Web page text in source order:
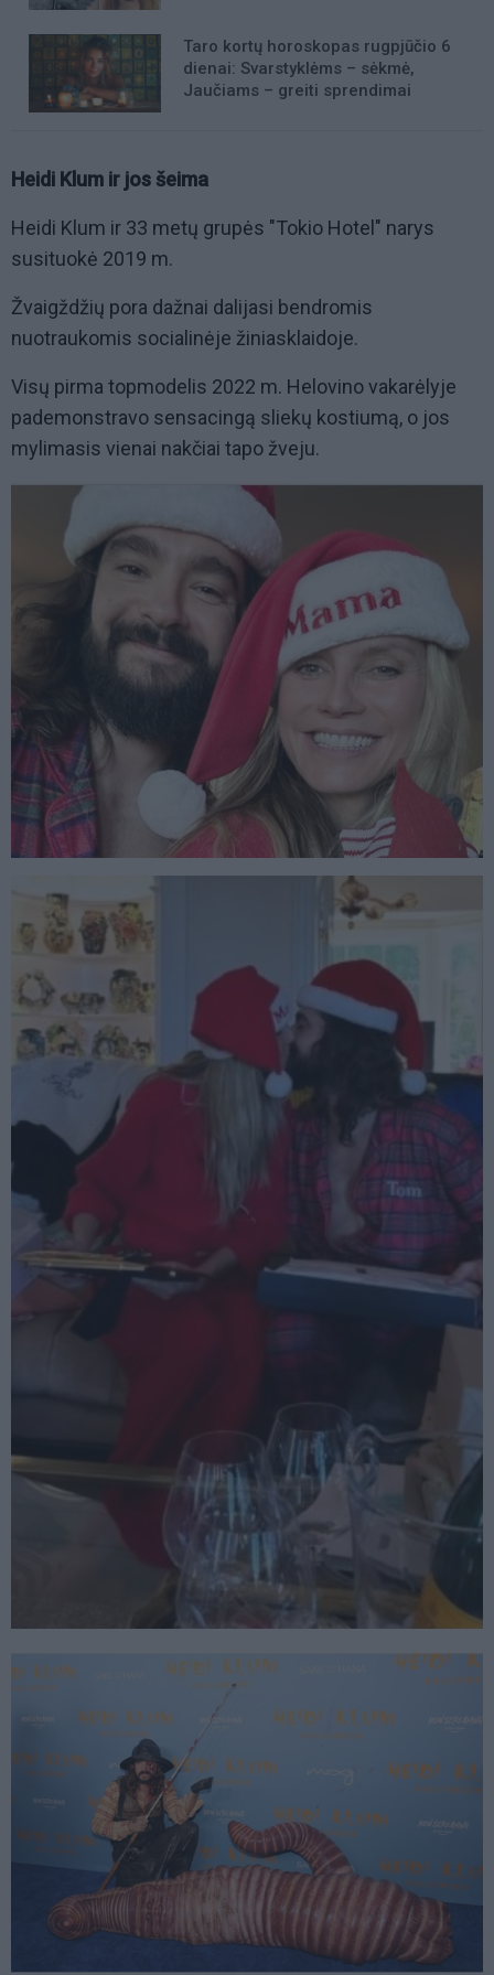
Taro kortų horoskopas rugpjūčio 6
dienai: Svarstyklėms – sėkmė,
Jaučiams – greiti sprendimai
Heidi Klum ir jos šeima
Heidi Klum ir 33 metų grupės "Tokio Hotel" narys
susituokė 2019 m.
Žvaigždžių pora dažnai dalijasi bendromis
nuotraukomis socialinėje žiniasklaidoje.
Visų pirma topmodelis 2022 m. Helovino vakarėlyje
pademonstravo sensacingą sliekų kostiumą, o jos
mylimasis vienai nakčiai tapo žveju.